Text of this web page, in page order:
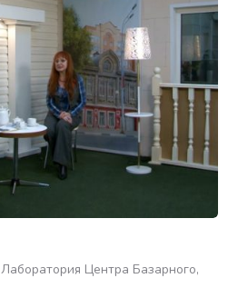
Лаборатория Центра Базарного